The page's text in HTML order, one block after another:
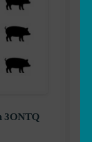
3ONTQ